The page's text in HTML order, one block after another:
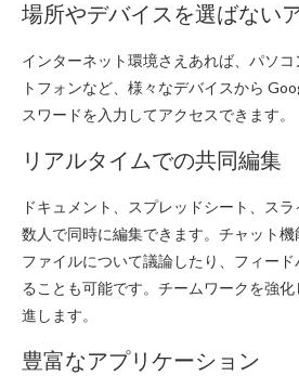
場所やデバイスを選ばない
インターネット環境さえあれば、パソ
トフォンなど、様々なデバイスから
スワードを入力してアクセスできます。
リアルタイムでの共同編集
ドキュメント、スプレッドシート、ス
数人で同時に編集できます。チャット
ファイルについて議論したり、フィー
ることも可能です。チームワークを強
進します。
豊富なアプリケーション